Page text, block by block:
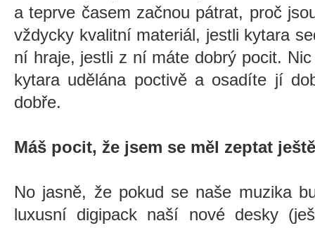
a teprve časem začnou pátrat, proč
vždycky kvalitní materiál, jestli kytara
ní hraje, jestli z ní máte dobrý pocit.
kytara udělána poctivě a osadíte jí
dobře.
Máš pocit, že jsem se měl zeptat
No jasně, že pokud se naše muzika
luxusní digipack naší nové desky